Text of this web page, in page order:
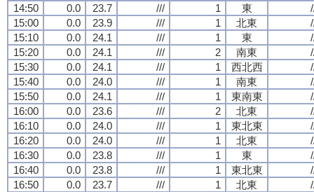
14:50 0.0 23.7 /// 1 東
15:00
0.0 23.9 /// 1 北東
15:10
0.0 24.1 /// 1 東
15:20
0.0 24.1 /// 2 南東
15:30
0.0 24.1 /// 1 西北西
15:40
0.0 24.0 /// 1 南東
15:50
0.0 24.1 /// 1 東南東
16:00
0.0 23.6 /// 2 北東
16:10
0.0 24.0 /// 1 東北東
16:20
0.0 24.0 /// 1 北東
16:30
0.0 23.8 /// 1 東
16:40
0.0 23.8 /// 1 東北東
16:50
0.0 23.7 /// 1 北東